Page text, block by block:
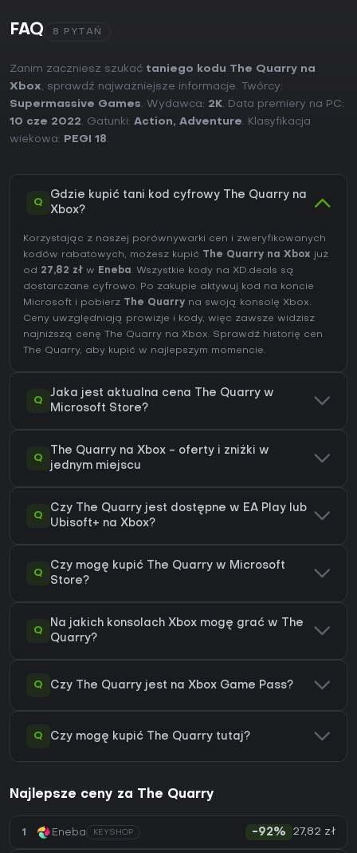
FAQ 8 PYTAŃ
Zanim zaczniesz szukać taniego kodu The Quarry na
Xbox, sprawdź najważniejsze informacje. Twórcy:
Supermassive Games. Wydawca: 2K. Data premiery na PC:
10 cze 2022. Gatunki: Action, Adventure. Klasyfikacja
wiekowa:
PEGI 18.
Q
Gdzie kupić tani kod cyfrowy The Quarry na
Xbox?
Korzystając z naszej porównywarki cen i zweryfikowanych
kodów rabatowych, możesz kupić
The Quarry na Xbox już
od 27,82 zł w Eneba. Wszystkie kody na XD.deals są
dostarczane cyfrowo. Po zakupie aktywuj kod na koncie
Microsoft i pobierz
The Quarry na swoją konsolę Xbox.
Ceny uwzględniają prowizje i kody, więc zawsze widzisz
najniższą cenę The Quarry na Xbox. Sprawdź historię cen
The Quarry, aby kupić w najlepszym momencie.
Q
Jaka jest aktualna cena The Quarry w
Microsoft Store?
Q
The Quarry na Xbox - oferty i zniżki w
jednym miejscu
Q
Czy The Quarry jest dostępne w EA Play lub
Ubisoft+ na Xbox?
Q
Czy mogę kupić The Quarry w Microsoft
Store?
Q
Na jakich konsolach Xbox mogę grać w The
Quarry?
Q Czy The Quarry jest na Xbox Game Pass?
Q Czy mogę kupić The Quarry tutaj?
Najlepsze ceny za The Quarry
1 Eneba KEYSHOP -92% 27,82 zł